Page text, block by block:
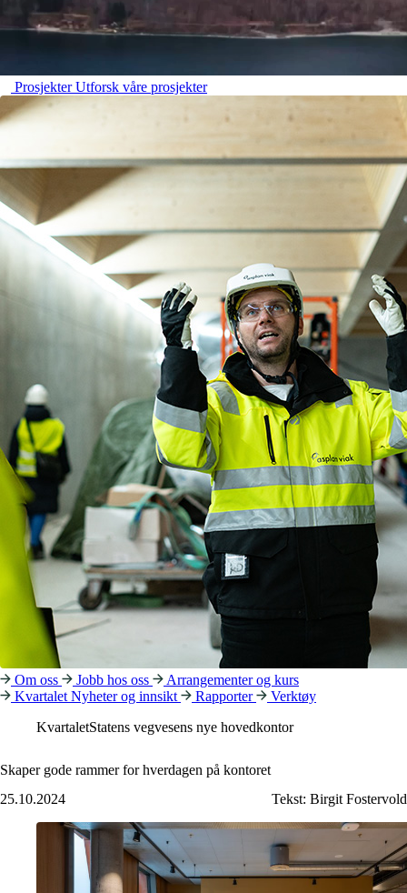
ProsjekterUtforsk våre prosjekter
Om oss Jobb hos oss
Arrangementer og kurs
Kvartalet Nyheter og innsikt Rapporter
Verktøy
KvartaletStatens vegvesens nye hovedkontor
Skaper gode rammer for hverdagen på kontoret
25.10.2024
Tekst: Birgit Fostervold